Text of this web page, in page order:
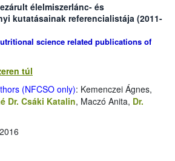
élelmiszerlánc- és
kutatásainak referencialistája (2011-
science related publications of
túl
(NFCSO only): Kemenczei Ágnes,
Dr. Csáki Katalin, Maczó Anita, Dr.